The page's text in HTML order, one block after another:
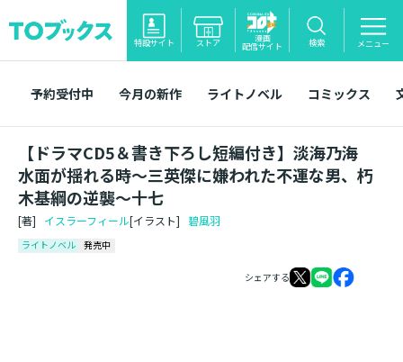
特設サイト ストア 漫画
配信サイト 検索 メニュー
予約受付中 今月の新作 ライトノベル コミックス
【ドラマCD5＆書き下ろし短編付き】淡海乃海
水面が揺れる時～三英傑に嫌われた不運な男、朽
木基綱の逆襲～十七
[著] イスラーフィール[イラスト] 碧風羽
ライトノベル 発売中
シェアする